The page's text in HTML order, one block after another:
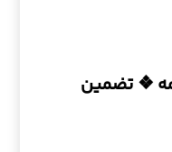
❖ تضمین